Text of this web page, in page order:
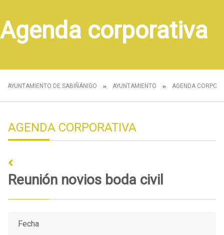
Agenda corporativa
AYUNTAMIENTO DE SABIÑÁNIGO AYUNTAMIENTO AGENDA
AGENDA CORPORATIVA
Reunión novios boda civil
Fecha